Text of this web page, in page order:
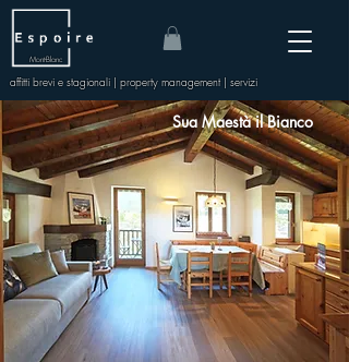
affitti brevi e stagionali | property management | servizi
Mont-Blanc
Sua Maestà il Bianco